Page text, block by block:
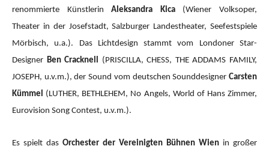
renommierte KünstlerinAleksandra Kica(Wiener Volksoper,
Theater in der Josefstadt, Salzburger Landestheater, Seefestspiele
Mörbisch, u.a.). Das Lichtdesign stammt vom Londoner Star-
Designer Ben Cracknell (PRISCILLA, CHESS, THE ADDAMS FAMILY,
JOSEPH, u.v.m.), der Sound vom deutschen Sounddesigner Carsten
Kümmel (LUTHER, BETHLEHEM, No Angels, World of Hans Zimmer,
Eurovision Song Contest, u.v.m.).
Es spielt das Orchester der Vereinigten Bühnen Wien in großer